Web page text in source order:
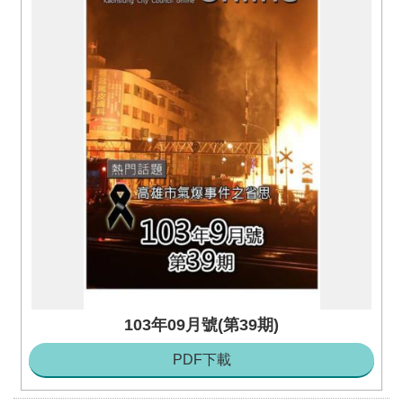
103年09月號(第39期)
PDF下載